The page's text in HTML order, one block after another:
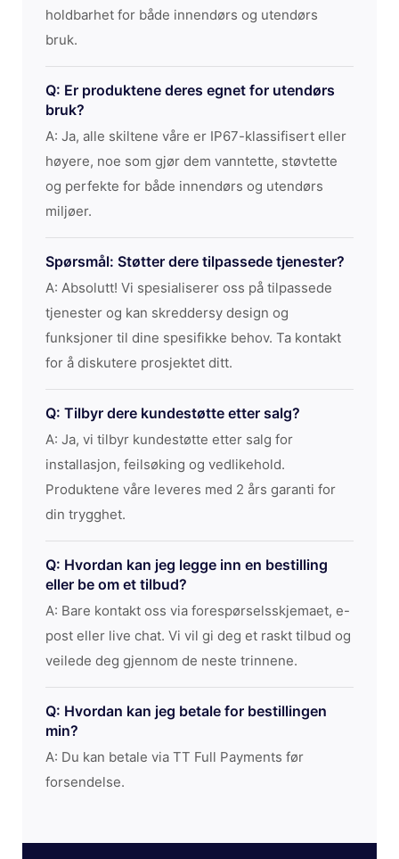
holdbarhet for både innendørs og utendørs
bruk.
Q: Er produktene deres egnet for utendørs
bruk?
A: Ja, alle skiltene våre er IP67-klassifisert eller
høyere, noe som gjør dem vanntette, støvtette
og perfekte for både innendørs og utendørs
miljøer.
Spørsmål: Støtter dere tilpassede tjenester?
A: Absolutt! Vi spesialiserer oss på tilpassede
tjenester og kan skreddersy design og
funksjoner til dine spesifikke behov. Ta kontakt
for å diskutere prosjektet ditt.
Q: Tilbyr dere kundestøtte etter salg?
A: Ja, vi tilbyr kundestøtte etter salg for
installasjon, feilsøking og vedlikehold.
Produktene våre leveres med 2 års garanti for
din trygghet.
Q: Hvordan kan jeg legge inn en bestilling
eller be om et tilbud?
A: Bare kontakt oss via forespørselsskjemaet, e-
post eller live chat. Vi vil gi deg et raskt tilbud og
veilede deg gjennom de neste trinnene.
Q: Hvordan kan jeg betale for bestillingen
min?
A: Du kan betale via TT Full Payments før
forsendelse.